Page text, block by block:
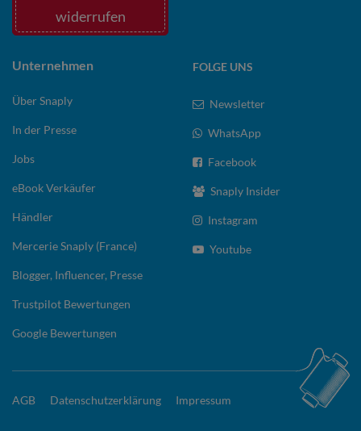
widerrufen
Unternehmen
Über Snaply
In der Presse
Jobs
eBook Verkäufer
Händler
Mercerie Snaply (France)
Blogger, Influencer, Presse
Trustpilot Bewertungen
Google Bewertungen
FOLGE UNS
Newsletter
WhatsApp
Facebook
Snaply Insider
Instagram
Youtube
AGB Datenschutzerklärung Impressum